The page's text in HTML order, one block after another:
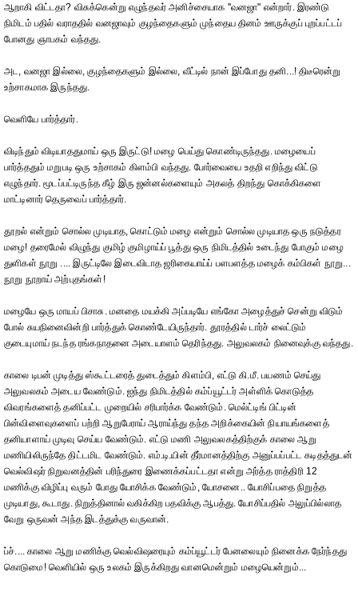
ஆறாகி விட்டதா? விசுக்கென்று எழுந்தவர் அனிச்சையாக ''வனஜா" என்றார். இரண்டு
நிமிடம் பதில் வராததில் வனஜாவும் குழந்தைகளும் முந்தைய தினம் ஊருக்குப் புறப்பட்டப்
போனது ஞாபகம் வந்தது.
அட, வனஜா இல்லை, குழந்தைகளும் இல்லை, வீட்டில் நான் இப்போது தனி...! திடீரென்று
உற்சாகமாக இருந்தது.
வெளியே பார்த்தார்.
விடிந்தும் விடியாததுமாய் ஒரு இருட்டு! மழை பெய்து கொண்டிருந்தது. மழையைப்
பார்த்ததும் மறுபடி ஒரு உற்சாகம் கிளம்பி வந்தது. போர்வையை உதறி எறிந்து விட்டு
எழுந்தார். மூடப்பட்டிருந்த கீழ் இரு ஜன்னல்களையும் அகலத் திறந்து கொக்கிகளை
மாட்டினார் தெருவைப் பார்த்தார்.
தூறல் என்றும் சொல்ல முடியாத, கொட்டும் மழை என்றும் சொல்ல முடியாத ஒரு நடுத்தர
மழை! தரைமேல் விழுந்து குமிழ் குமிழாய்ப் பூத்து ஒரு நிமிடத்தில் உடைந்து போகும் மழை
துளிகள் நூறு .... இருட்டிலே இடைவிடாத ஜரிகையாய்ப் பளபளத்த மழைக் கம்பிகள் நூறு...
நூறு நூறாய் அற்புதங்கள்!
மழையே ஒரு மாயப் பிசாசு. மனதை மயக்கி அப்படியே எங்கோ அழைத்துச் சென்று விடும்
போல் சுயநினைவின்றி பார்த்துக் கொண்டேயிருந்தார். தூரத்தில் டார்ச் லைட்டும்
குடையுமாய் நடந்த ரங்கநாதனை அடையாளம் தெரிந்தது. அலுவலகம் நினைவுக்கு வந்தது.
காலை டிபன் முடித்து ஸ்கூட்டரைத் துடைத்தும் கிளம்பி, எட்டு கி.மீ. பயணம் செய்து
அலுவலகம் அடைய வேண்டும். ஐந்து நிமிடத்தில் கம்ப்யூட்டர் அள்ளிக் கொடுத்த
விவரங்களைத் தனிப்பட்ட முறையில் சரிபார்க்க வேண்டும். மெல்ட்டிங் பிட்டின்
பின்விளைவுகளைப் பற்றி ஆறுபேராய் ஆராய்ந்து தந்த அறிக்கையின் நியாயங்களைத்
தனியாளாய் முடிவு செய்ய வேண்டும். எட்டு மணி அலுவலகத்திற்குக் காலை ஆறு
மணியிலிருந்தே திட்டமிட வேண்டும். எம்.டி.யின் தீர்மானத்திற்கு அனுப்பப்பட்ட கடிதத்துடன்
வெல்விஷர் நிறுவனத்தின் பரிந்துரை இணைக்கப்பட்டதா என்று அர்த்த ராத்திரி 12
மணிக்கு விழிப்பு வரும் போது யோசிக்க வேண்டும், யோசனை.. யோசிப்பதை நிறுத்த
முடியாது, கூடாது. நிறுத்தினால் வகிக்கிற பதவிக்கு ஆபத்து. யோசிப்பதில் அலுப்பில்லாத
வேறு ஒருவன் அந்த இடத்துக்கு வருவான்.
ப்ச்.... காலை ஆறு மணிக்கு வெல்விஷரையும் கம்ப்யூட்டர் பேனலையும் நினைக்க நேர்ந்தது
கொடுமை! வெளியில் ஒரு உலகம் இருக்கிறது வானமென்றும் மழையென்றும்...